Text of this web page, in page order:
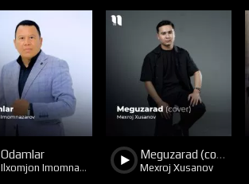
27 12
Odamlar
Ilxomjon Imomnazarov
12
Meguzarad (cover)
Mexroj Xusanov